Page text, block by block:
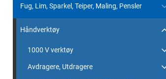
Fug, Lim, Sparkel, Teiper, Maling, Pensler
Håndverktøy
1000 V verktøy
Avdragere, Utdragere